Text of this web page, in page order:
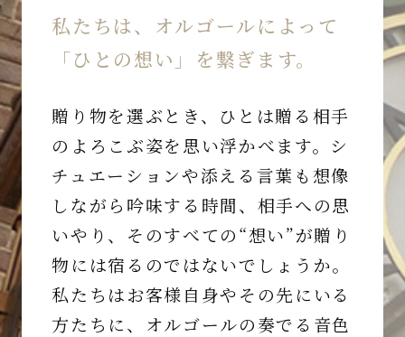
私たちは、オルゴールによって
「ひとの想い」を繋ぎます。
贈り物を選ぶとき、ひとは贈る相手
のよろこぶ姿を思い浮かべます。シ
チュエーションや添える言葉も想像
しながら吟味する時間、相手への思
いやり、そのすべての“想い”が贈り
物には宿るのではないでしょうか。
私たちはお客様自身やその先にいる
方たちに、オルゴールの奏でる音色